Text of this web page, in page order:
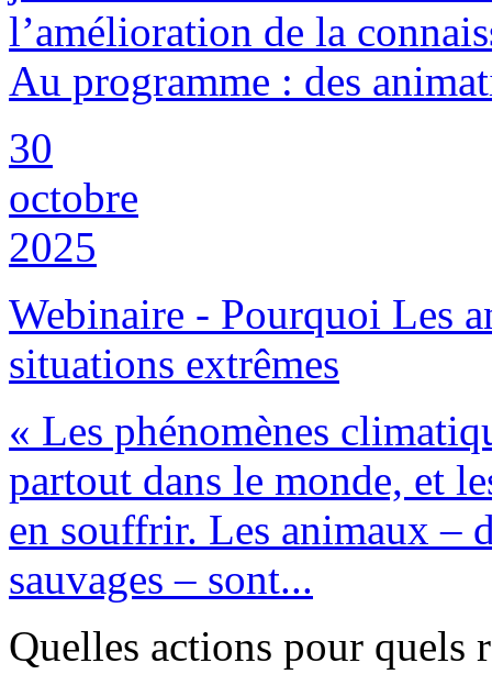
l’amélioration de la
Au programme : des
30
octobre
2025
Webinaire - Pourquoi Les
situations extrêmes
« Les phénomènes
partout dans le monde, et
en souffrir. Les animaux –
sauvages – sont...
Quelles actions pour quels